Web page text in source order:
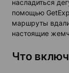
насладиться
помощью
маршруты
настоящие
Что